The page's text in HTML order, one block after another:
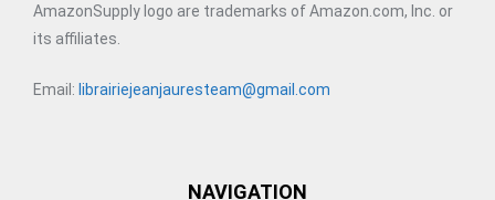
AmazonSupply logo are trademarks of Amazon.com, Inc. or
its affiliates.
Email: librairiejeanjauresteam@gmail.com
NAVIGATION